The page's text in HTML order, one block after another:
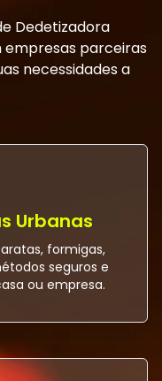
Dedetizadora
empresas parceiras
necessidades a
Urbanas
formigas,
seguros e
ou empresa.